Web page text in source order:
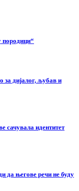
породици“
дијалог, љубав и
сачувала идентитет
да његове речи не буду